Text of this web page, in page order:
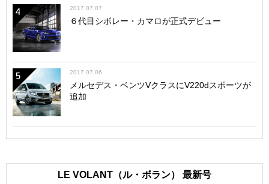
4 2017.07.07
６代目シボレー・カマロが正式デビュー
5 2017.07.06
メルセデス・ベンツVクラスにV220dスポーツが
追加
LE VOLANT（ル・ボラン） 最新号